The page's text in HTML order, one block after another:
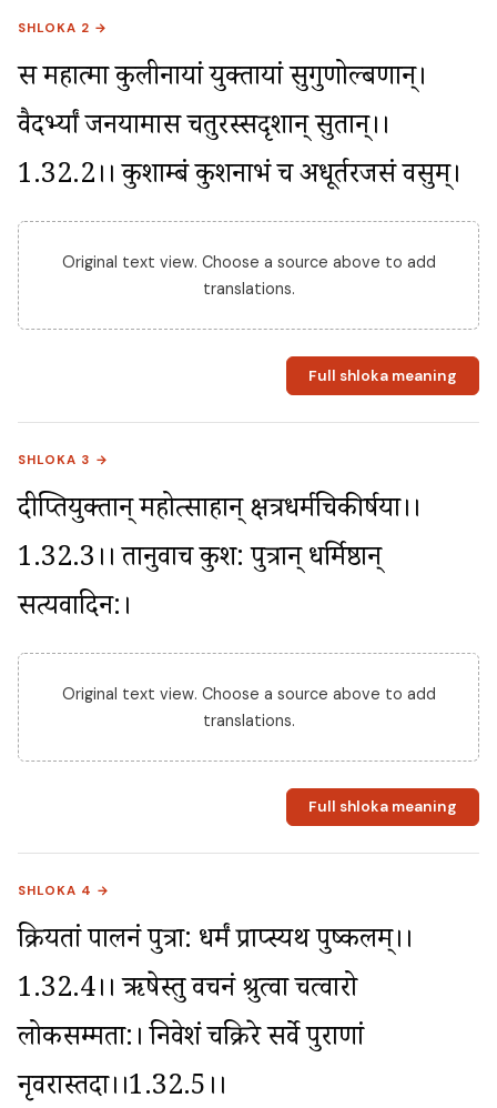
SHLOKA 2 →
स महात्मा कुलीनायां युक्तायां सुगुणोल्बणान्।
वैदर्भ्यां जनयामास चतुरस्सदृशान् सुतान्।।
1.32.2।। कुशाम्बं कुशनाभं च अधूर्तरजसं वसुम्।
Original text view. Choose a source above to add
translations.
Full shloka meaning
SHLOKA 3 →
दीप्तियुक्तान् महोत्साहान् क्षत्रधर्मचिकीर्षया।।
1.32.3।। तानुवाच कुश: पुत्रान् धर्मिष्ठान्
सत्यवादिन:।
Original text view. Choose a source above to add
translations.
Full shloka meaning
SHLOKA 4 →
क्रियतां पालनं पुत्रा: धर्मं प्राप्स्यथ पुष्कलम्।।
1.32.4।। ऋषेस्तु वचनं श्रुत्वा चत्वारो
लोकसम्मता:। निवेशं चक्रिरे सर्वे पुराणां
नृवरास्तदा।।1.32.5।।